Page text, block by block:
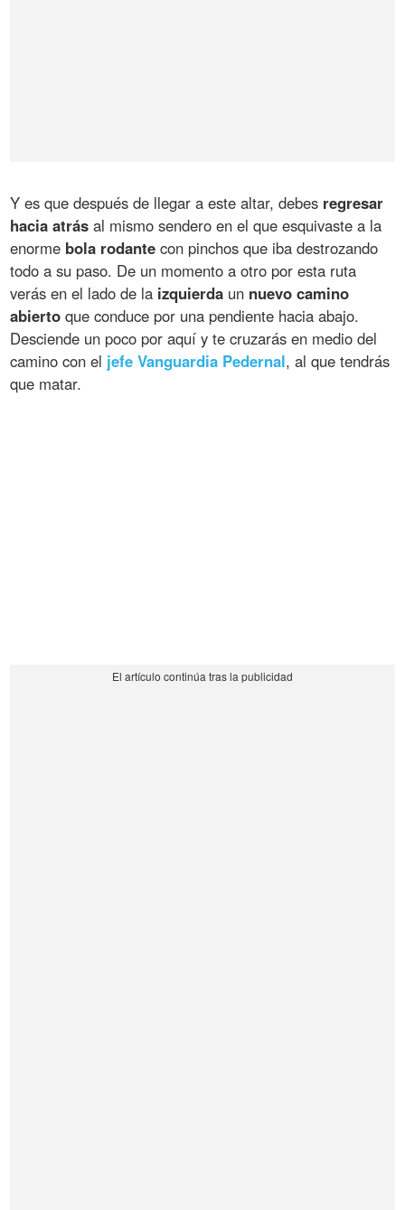
Y es que después de llegar a este altar, debes regresar
hacia atrás al mismo sendero en el que esquivaste a la
enorme bola rodante con pinchos que iba destrozando
todo a su paso. De un momento a otro por esta ruta
verás en el lado de la izquierda un nuevo camino
abierto que conduce por una pendiente hacia abajo.
Desciende un poco por aquí y te cruzarás en medio del
camino con el jefe Vanguardia Pedernal, al que tendrás
que matar.